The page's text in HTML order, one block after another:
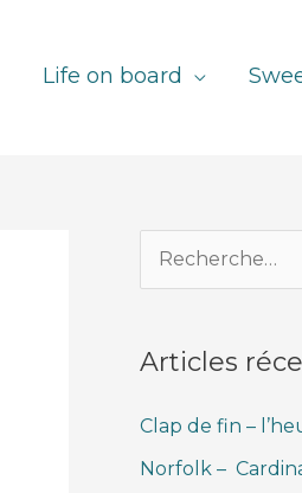
Life on board
e
h
r
c
Articles
Clap de fin –
Norfolk –